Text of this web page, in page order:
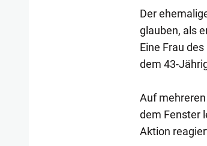
Der
glauben, als
Eine Frau
dem 43-
Auf
dem Fenster
Aktion